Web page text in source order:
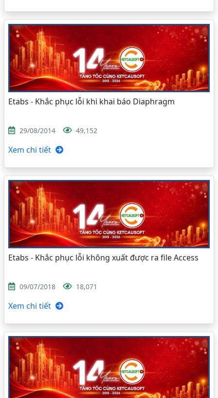
Etabs - Khắc phục lỗi khi khai báo Diaphragm
29/08/2014 49,152
Xem chi tiết
Etabs - Khắc phục lỗi không xuất được ra file Access
09/07/2018 18,071
Xem chi tiết